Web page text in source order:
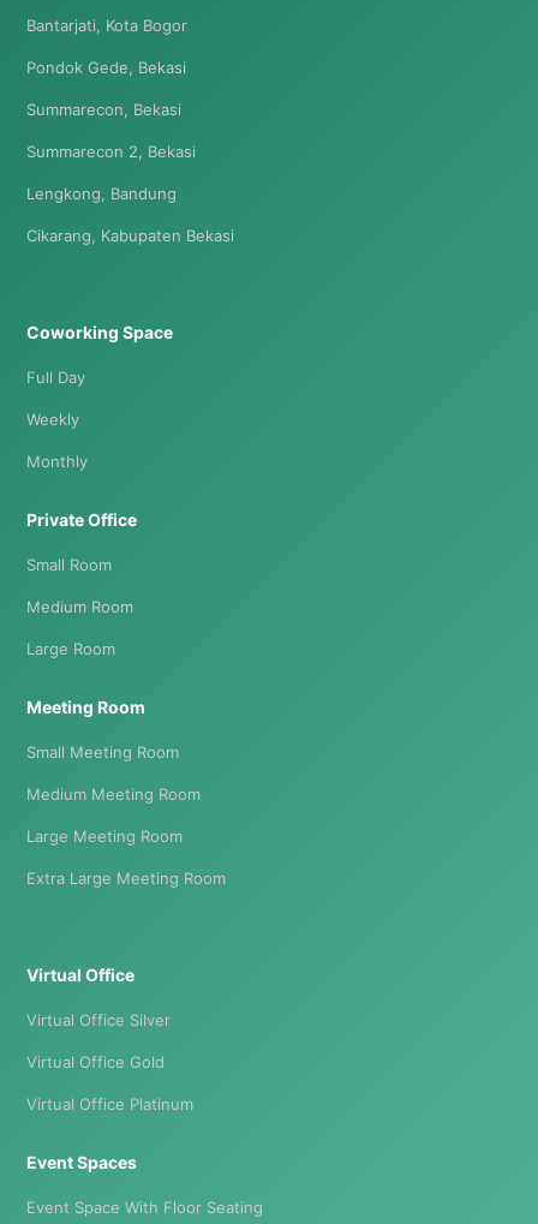
Bantarjati, Kota Bogor
Pondok Gede, Bekasi
Summarecon, Bekasi
Summarecon 2, Bekasi
Lengkong, Bandung
Cikarang, Kabupaten Bekasi
Coworking Space
Full Day
Weekly
Monthly
Private Office
Small Room
Medium Room
Large Room
Meeting Room
Small Meeting Room
Medium Meeting Room
Large Meeting Room
Extra Large Meeting Room
Virtual Office
Virtual Office Silver
Virtual Office Gold
Virtual Office Platinum
Event Spaces
Event Space With Floor Seating